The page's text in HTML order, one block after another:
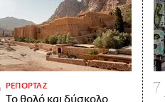
ΡΕΠΟΡΤΑΖ
Το θολό και δύσκολο